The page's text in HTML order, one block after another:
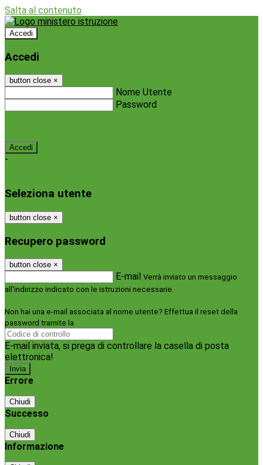
Salta al contenuto
Accedi
Accedi
button close ×
Nome Utente
Password
-
Seleziona utente
button close ×
Recupero password
button close ×
E-mail Verrà inviato un messaggio
all'indirizzo indicato con le istruzioni necessarie.
Non hai una e-mail associata al nome utente? Effettua il reset della
password tramite la
E-mail inviata, si prega di controllare la casella di posta
elettronica!
Errore
Chiudi
Successo
Chiudi
Informazione